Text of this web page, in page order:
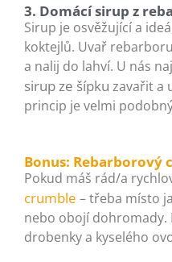
3. Domácí sirup z
Sirup je osvěžující a
koktejlů. Uvař
a nalij do lahví. U nás
sirup ze šípku zavařit a
princip je velmi
Bonus: Rebarborový
Pokud máš rád/a
crumble – třeba místo
nebo obojí dohromady.
drobenky a kyselého